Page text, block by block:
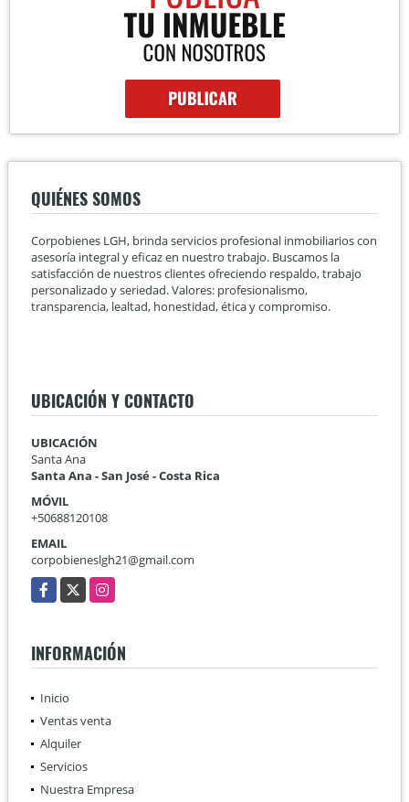
QUIÉNES SOMOS
Corpobienes LGH, brinda servicios profesional inmobiliarios con
asesoría integral y eficaz en nuestro trabajo. Buscamos la
satisfacción de nuestros clientes ofreciendo respaldo, trabajo
personalizado y seriedad. Valores: profesionalismo,
transparencia, lealtad, honestidad, ética y compromiso.
UBICACIÓN Y CONTACTO
UBICACIÓN
Santa Ana
Santa Ana - San José - Costa Rica
MÓVIL
+50688120108
EMAIL
corpobieneslgh21@gmail.com
Facebook
X Instagram
INFORMACIÓN
Inicio
Ventas venta
Alquiler
Servicios
Nuestra Empresa